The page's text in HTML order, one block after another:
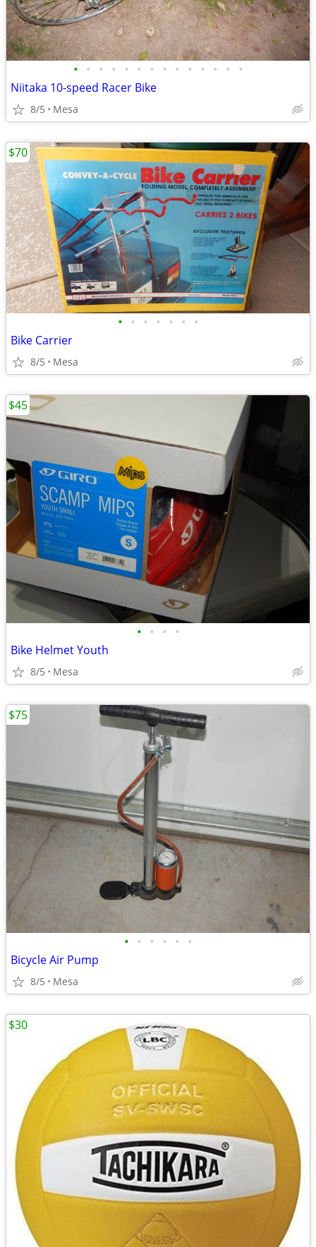
• • • • • • • • • • • • • •
Niitaka 10-speed Racer Bike
8/5 Mesa
• • • • • • •
Bike Carrier
8/5 Mesa
$70
• • • •
Bike Helmet Youth
8/5 Mesa
$45
• • • • • •
Bicycle Air Pump
8/5 Mesa
$75
$30